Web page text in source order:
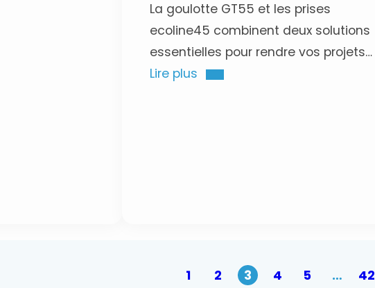
La goulotte GT55 et les prises
ecoline45 combinent deux solutions
essentielles pour rendre vos projets
d’installations avec goulottes plus
Lire plus
1 2 3 4 5 … 42